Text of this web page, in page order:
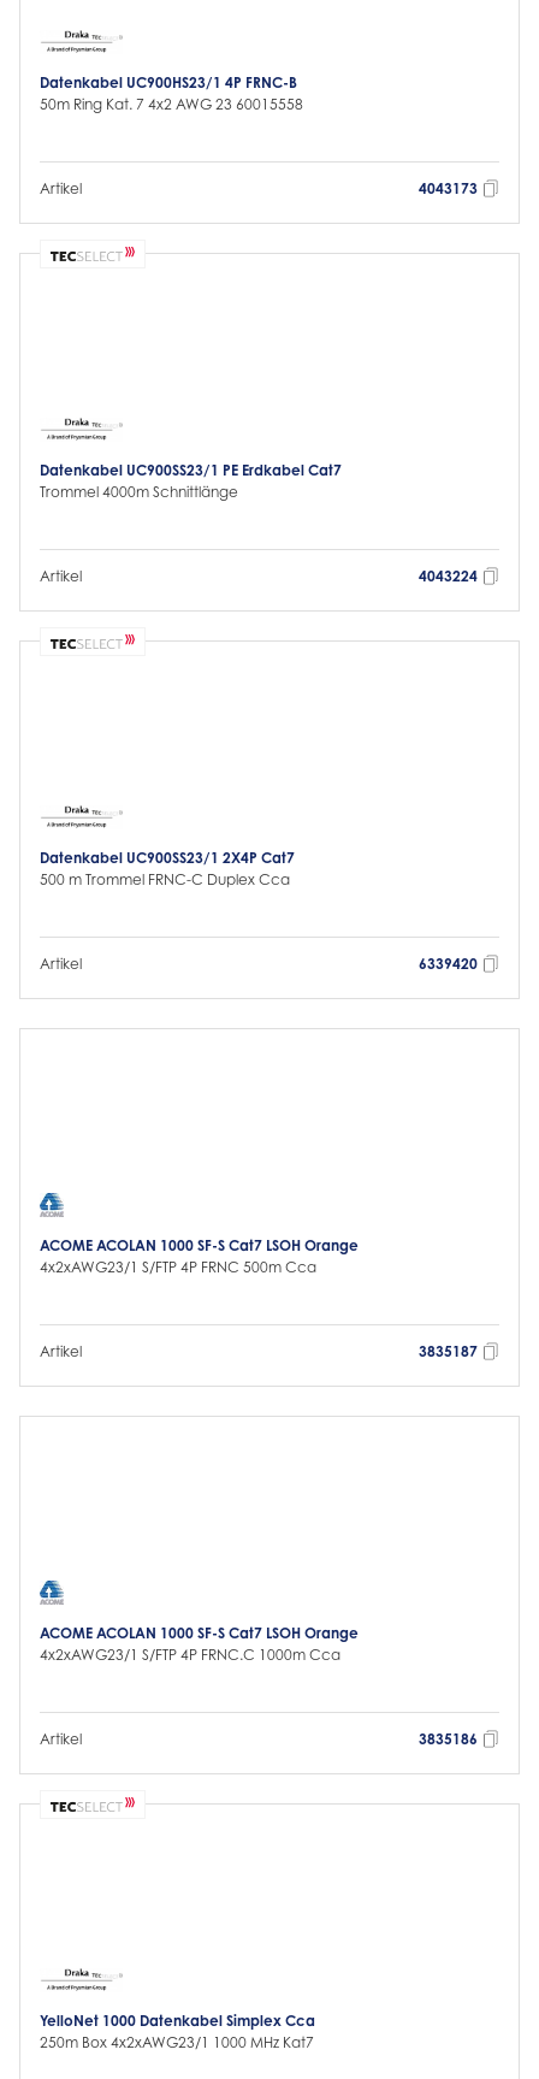
Datenkabel UC900HS23/1 4P FRNC-B
50m Ring Kat. 7 4x2 AWG 23 60015558
Artikel 4043173
Datenkabel UC900SS23/1 PE Erdkabel Cat7
Trommel 4000m Schnittlänge
Artikel 4043224
Datenkabel UC900SS23/1 2X4P Cat7
500 m Trommel FRNC-C Duplex Cca
Artikel 6339420
ACOME ACOLAN 1000 SF-S Cat7 LSOH Orange
4x2xAWG23/1 S/FTP 4P FRNC 500m Cca
Artikel 3835187
ACOME ACOLAN 1000 SF-S Cat7 LSOH Orange
4x2xAWG23/1 S/FTP 4P FRNC.C 1000m Cca
Artikel 3835186
YelloNet 1000 Datenkabel Simplex Cca
250m Box 4x2xAWG23/1 1000 MHz Kat7